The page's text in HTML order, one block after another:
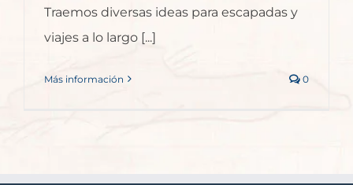
Traemos diversas ideas para escapadas y
viajes a lo largo [...]
Más información 0